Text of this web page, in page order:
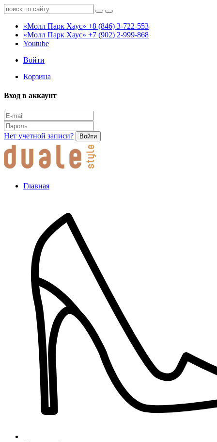
«Молл Парк Хаус» +8 (846) 3-722-553
«Молл Парк Хаус» +7 (902) 2-999-868
Youtube
Войти
Корзина
Вход в аккаунт
Нет учетной записи? Войти
Главная